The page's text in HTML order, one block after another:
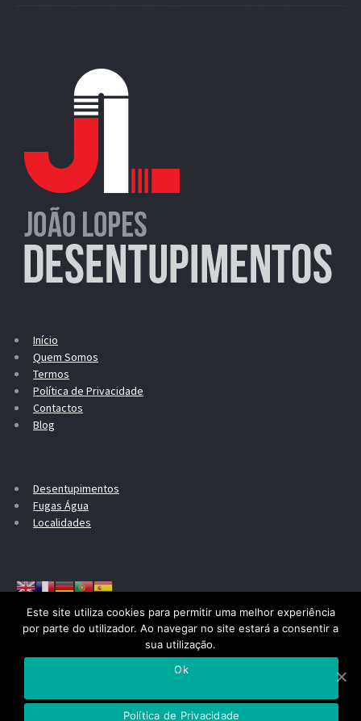
Início
Quem Somos
Termos
Política de Privacidade
Contactos
Blog
Desentupimentos
Fugas Água
Localidades
Todas a chamadas telefónicas são taxadas à rede móvel nacional
Este site utiliza cookies para permitir uma melhor experiência
por parte do utilizador. Ao navegar no site estará a consentir a
sua utilização.
Ok
Política de Privacidade